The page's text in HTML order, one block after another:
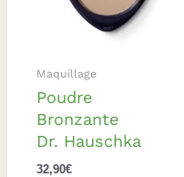
Maquillage
Poudre
Bronzante
Dr. Hauschka
32,90€